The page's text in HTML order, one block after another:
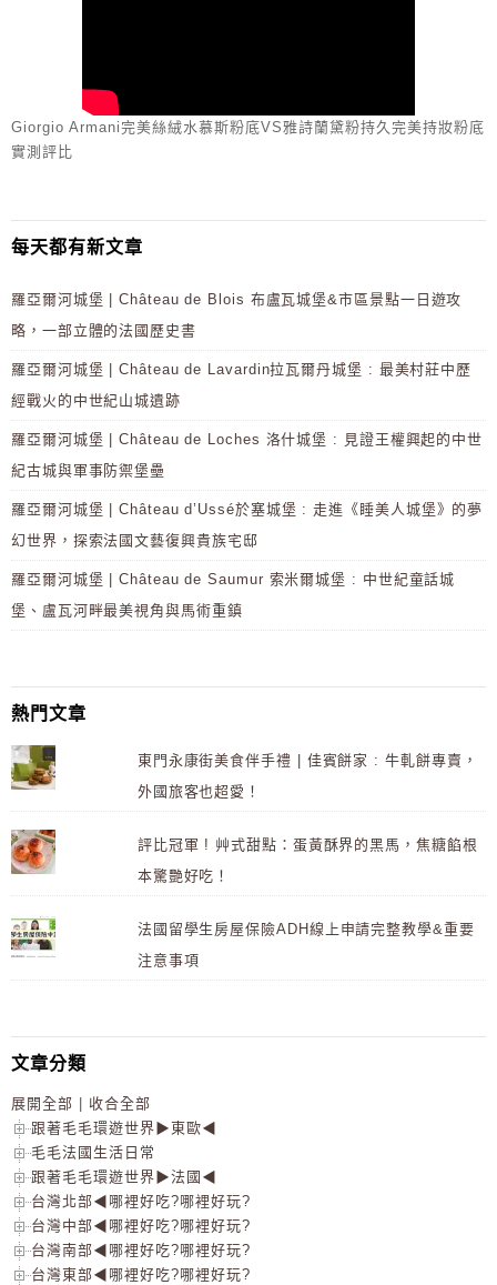
Giorgio Armani完美絲絨水慕斯粉底VS雅詩蘭黛粉持久完美持妝粉底
實測評比
每天都有新文章
羅亞爾河城堡 | Château de Blois 布盧瓦城堡&市區景點一日遊攻
略，一部立體的法國歷史書
羅亞爾河城堡 | Château de Lavardin拉瓦爾丹城堡 : 最美村莊中歷
經戰火的中世紀山城遺跡
羅亞爾河城堡 | Château de Loches 洛什城堡 : 見證王權興起的中世
紀古城與軍事防禦堡壘
羅亞爾河城堡 | Château d’Ussé於塞城堡 : 走進《睡美人城堡》的夢
幻世界，探索法國文藝復興貴族宅邸
羅亞爾河城堡 | Château de Saumur 索米爾城堡 : 中世紀童話城
堡、盧瓦河畔最美視角與馬術重鎮
熱門文章
東門永康街美食伴手禮 | 佳賓餅家 : 牛軋餅專賣，
外國旅客也超愛！
評比冠軍 ! 艸式甜點：蛋黃酥界的黑馬，焦糖餡根
本驚艷好吃！
法國留學生房屋保險ADH線上申請完整教學&重要
注意事項
文章分類
展開全部
收合全部
跟著毛毛環遊世界▶東歐◀
毛毛法國生活日常
跟著毛毛環遊世界▶法國◀
台灣北部◀哪裡好吃?哪裡好玩?
台灣中部◀哪裡好吃?哪裡好玩?
台灣南部◀哪裡好吃?哪裡好玩?
台灣東部◀哪裡好吃?哪裡好玩?